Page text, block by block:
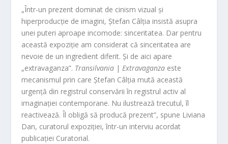
„Într-un prezent dominat de cinism vizual și
hiperproducție de imagini, Ștefan Câlția insistă asupra
unei puteri aproape incomode: sinceritatea. Dar pentru
această expoziție am considerat că sinceritatea are
nevoie de un ingredient diferit. Și de aici apare
„extravaganza”. Transilvania |Extravaganza este
mecanismul prin care Ștefan Câlția mută această
urgență din registrul conservării în registrul activ al
imaginației contemporane. Nu ilustrează trecutul, îl
reactivează. Îl obligă să producă prezent”, spune Liviana
Dan, curatorul expoziției, într-un interviu acordat
publicației Curatorial.